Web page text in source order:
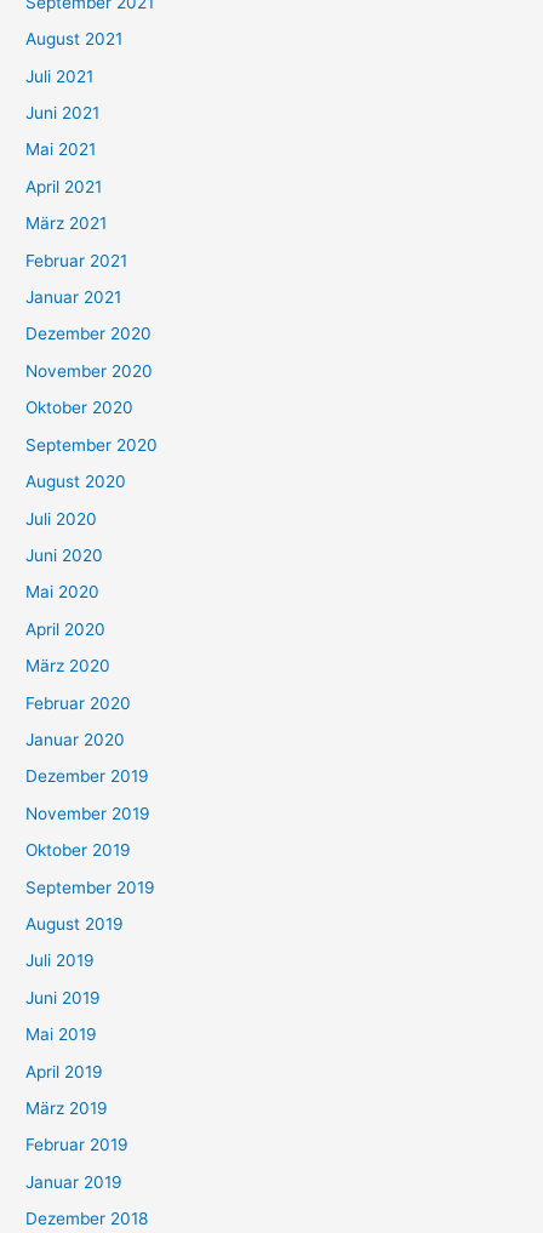
n
n
a
c
h
:
August 2021
Juli 2021
Juni 2021
Mai 2021
April 2021
März 2021
Februar 2021
Januar 2021
Dezember 2020
November 2020
Oktober 2020
September 2020
August 2020
Juli 2020
Juni 2020
Mai 2020
April 2020
März 2020
Februar 2020
Januar 2020
Dezember 2019
November 2019
Oktober 2019
September 2019
August 2019
Juli 2019
Juni 2019
Mai 2019
April 2019
März 2019
Februar 2019
Januar 2019
Dezember 2018